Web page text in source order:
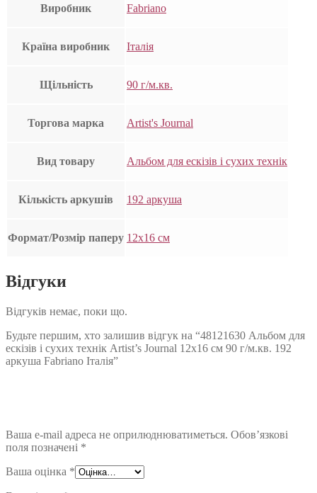
Виробник Fabriano
Країна виробник Італія
Щільність 90 г/м.кв.
Торгова марка Artist's Journal
Вид товару Альбом для ескізів і сухих технік
Кількість аркушів 192 аркуша
Формат/Розмір паперу 12х16 см
Відгуки
Відгуків немає, поки що.
Будьте першим, хто залишив відгук на “48121630 Альбом для
ескізів і сухих технік Artist’s Journal 12х16 см 90 г/м.кв. 192
аркуша Fabriano Італія”
Ваша e-mail адреса не оприлюднюватиметься. Обов’язкові
поля позначені *
Ваша оцінка *